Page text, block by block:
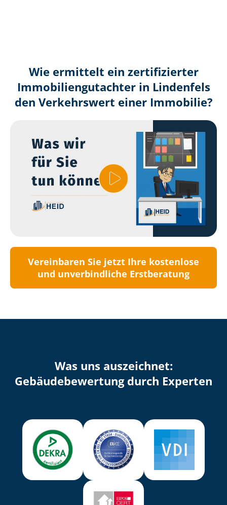
Wie ermittelt ein zertifizierter
Immobilien­gutachter in Lindenfels
den Verkehrswert einer Immobilie?
Vereinbaren Sie jetzt Ihre kostenlose
und unverbindliche Erstberatung
Was uns auszeichnet:
Ge­bäu­de­be­wer­tung durch Experten